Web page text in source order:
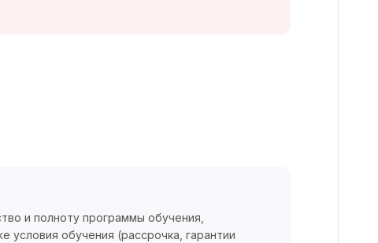
и полноту программы обучения,
обучения (рассрочка, гарантии